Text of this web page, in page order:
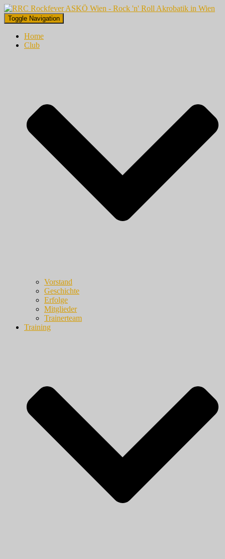
Toggle Navigation
Home
Club
Vorstand
Geschichte
Erfolge
Mitglieder
Trainerteam
Training